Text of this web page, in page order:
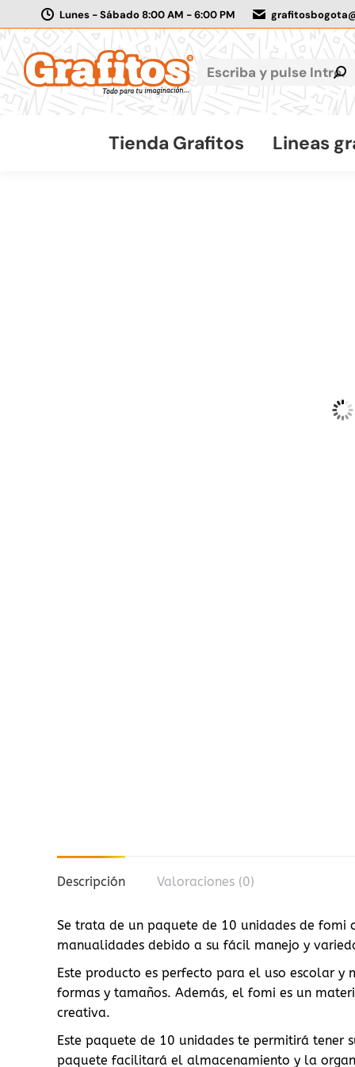
Lunes - Sábado 8:00 AM - 6:00 PM
Tienda Grafitos Lineas
Descripción Valoraciones (0)
Se trata de un paquete de 10 unidades de
manualidades debido a su fácil manejo y
Este producto es perfecto para el uso escolar
formas y tamaños. Además, el fomi es un
creativa.
Este paquete de 10 unidades te permitirá tener
paquete facilitará el almacenamiento y la